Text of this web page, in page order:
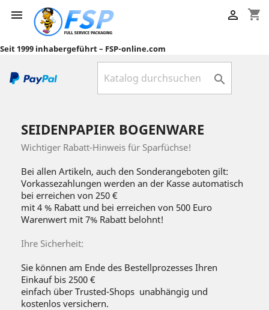
 shopping_cart

Seit 1999 inhabergeführt – FSP-online.com

SEIDENPAPIER BOGENWARE
Wichtiger Rabatt-Hinweis für Sparfüchse!
Bei allen Artikeln, auch den Sonderangeboten gilt:
Vorkassezahlungen werden an der Kasse automatisch
bei erreichen von 250 €
mit 4 % Rabatt und bei erreichen von 500 Euro
Warenwert mit 7% Rabatt belohnt!
Ihre Sicherheit:
Sie können am Ende des Bestellprozesses Ihren
Einkauf bis 2500 €
einfach über Trusted-Shops unabhängig und
kostenlos versichern.